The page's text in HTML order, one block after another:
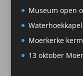
Museum open
Moerkerke
13 oktober